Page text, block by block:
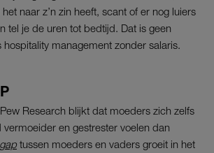
naar z’n zin heeft, scant of er nog luiers
tel je de uren tot bedtijd. Dat is geen
hospitality management zonder salaris.
Research blijkt dat moeders zich zelfs
vermoeider en gestrester voelen dan
tussen moeders en vaders groeit in het